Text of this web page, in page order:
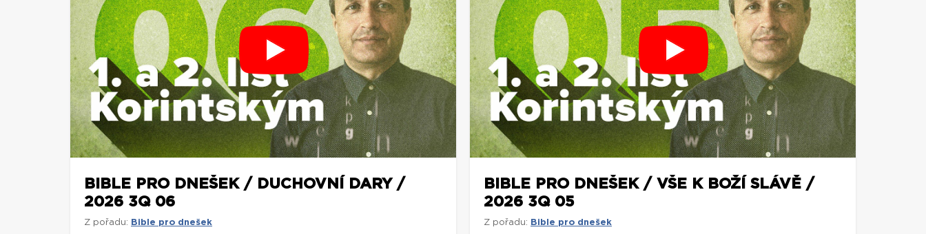
BIBLE PRO DNEŠEK / DUCHOVNÍ DARY /
2026 3Q 06
Z pořadu: Bible pro dnešek
BIBLE PRO DNEŠEK / VŠE K BOŽÍ SLÁVĚ /
2026 3Q 05
Z pořadu: Bible pro dnešek